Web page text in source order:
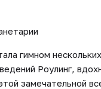
гимном
Роулинг,
замечательной